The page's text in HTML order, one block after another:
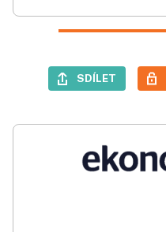
SDÍLET